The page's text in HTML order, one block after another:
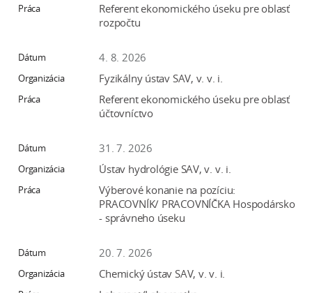
n
c
c
Referent ekonomického úseku pre oblasť
rozpočtu
4. 8. 2026
Fyzikálny ústav SAV, v. v. i.
Referent ekonomického úseku pre oblasť
účtovníctvo
31. 7. 2026
Ústav hydrológie SAV, v. v. i.
Výberové konanie na pozíciu:
PRACOVNÍK/ PRACOVNÍČKA Hospodársko
- správneho úseku
20. 7. 2026
Chemický ústav SAV, v. v. i.